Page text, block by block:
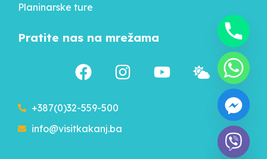
Planinarske ture
Pratite nas na mrežama
+387(0)32-559-500
info@visitkakanj.ba
chaty